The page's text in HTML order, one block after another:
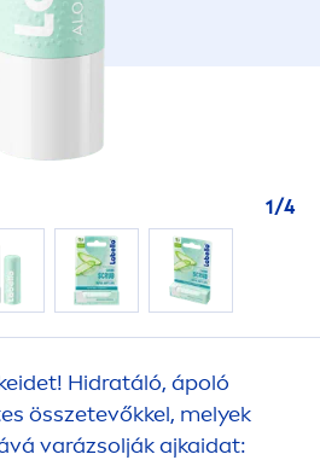
1/4
Hidratáló, ápoló
összetevőkkel, melyek
varázsolják ajkaidat: